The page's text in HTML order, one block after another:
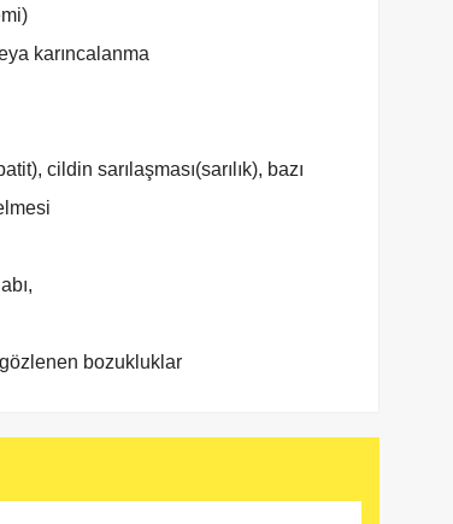
karıncalanma
cildin sarılaşması(sarılık), bazı
bozukluklar